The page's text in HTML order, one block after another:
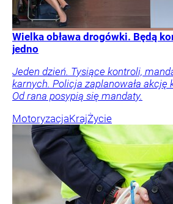
Wielka obława drogówki. Będą
jedno
Jeden dzień. Tysiące kontroli,
karnych. Policja zaplanowała akcję
Od rana posypią się mandaty.
MotoryzacjaKrajŻycie